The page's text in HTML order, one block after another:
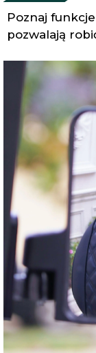
Poznaj
pozwalają